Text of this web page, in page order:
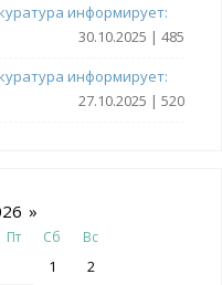
информирует:
30.10.2025 | 485
информирует:
27.10.2025 | 520
»
Пт Сб Вс
1
2